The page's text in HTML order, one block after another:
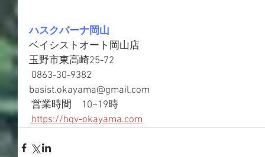
ハスクバーナ岡山
ベイシストオート岡山店
玉野市東高崎25-72
0863-30-9382
basist.okayama@gmail.com
営業時間　10~19時
https://hqv-okayama.com